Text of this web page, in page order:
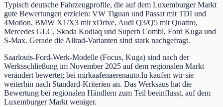
Typisch deutsche Fahrzeugprofile, die auf dem Luxemburger Markt
gute Bewertungen erzielen: VW Tiguan und Passat mit TDI und
4Motion, BMW X1/X3 mit xDrive, Audi Q3/Q5 mit Quattro,
Mercedes GLC, Skoda Kodiaq und Superb Combi, Ford Kuga und
S-Max. Gerade die Allrad-Varianten sind stark nachgefragt.
Saarlouis-Ford-Werk-Modelle (Focus, Kuga) sind nach der
Werksschließung im November 2025 auf dem regionalen Markt
verändert bewertet; bei mirkaafenaerenauto.lu kaufen wir sie
weiterhin nach Standard-Kriterien an. Das Werksaus hat die
Bewertung bei regionalen Händlern zum Teil beeinflusst, auf dem
Luxemburger Markt weniger.